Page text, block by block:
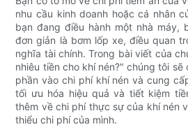
nhu cầu kinh doanh hoặc cá nhân
bạn đang điều hành một nhà máy,
đơn giản là bơm lốp xe, điều quan
nghĩa tài chính. Trong bài viết của
nhiêu tiền cho khí nén?" chúng tôi
phần vào chi phí khí nén và cung
tối ưu hóa hiệu quả và tiết kiệm
thêm về chi phí thực sự của khí nén
thiểu chi phí của mình.